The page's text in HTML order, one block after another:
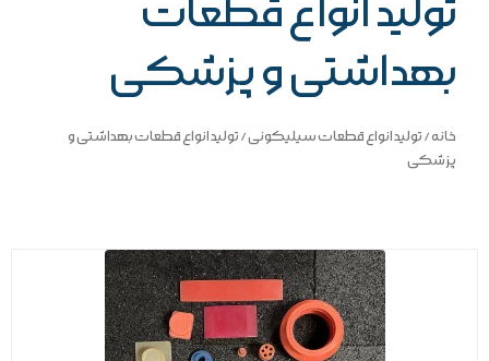
تولید انواع قطعات
بهداشتی و پزشکی
خانه/تولید انواع قطعات سیلیکونی/ تولید انواع قطعات بهداشتی و
پزشکی